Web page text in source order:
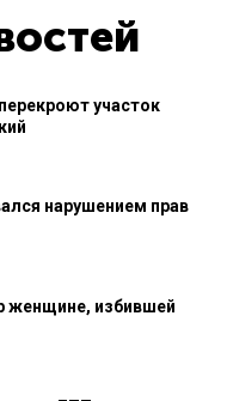
участок
нарушением прав
женщине, избившей